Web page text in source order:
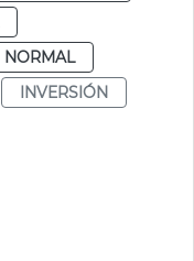
NORMAL
INVERSIÓN